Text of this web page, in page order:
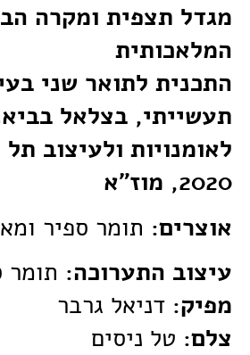
מגדל תצפית ומקרה
המלאכותית
התכנית לתואר שני
תעשייתי, בצלאל
לאומנויות ולעיצוב
2020, מוז"א
אוצרים: תומר ספיר
עיצוב התערוכה: תומר
מפיק: דניאל גרבר
צלם: טל ניסים